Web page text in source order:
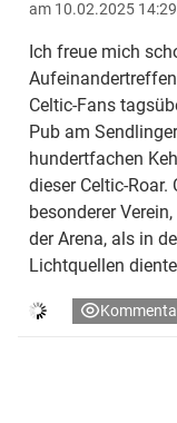
am 10.02.2025
Ich freue mich
Celtic-Fans
Pub am
hundertfachen
dieser Celtic-
besonderer
der Arena, als in
Lichtquellen